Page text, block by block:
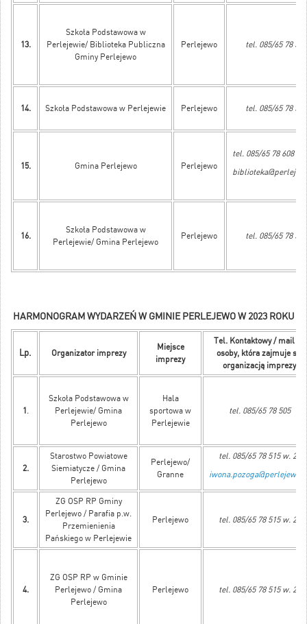
13.
Szkoła Podstawowa w
Perlejewie/ Biblioteka Publiczna
Gminy Perlejewo
Perlejewo tel. 085/65 78 515
14. Szkoła Podstawowa w Perlejewie Perlejewo tel. 085/65 78 505
15. Gmina Perlejewo Perlejewo
tel. 085/65 78 608
16.
Szkoła Podstawowa w
Perlejewie/ Gmina Perlejewo
Perlejewo tel. 085/65 78 505
HARMONOGRAM WYDARZEŃ W GMINIE PERLEJEWO W 2023 ROKU
Lp. Organizator imprezy
Miejsce
imprezy
Tel. Kontaktowy / mail do
osoby, która zajmuje się
organizacją imprezy
1 .
Szkoła Podstawowa w
Perlejewie/ Gmina
Perlejewo
Hala
sportowa w
Perlejewie
tel. 085/65 78 505
2.
Starostwo Powiatowe
Siemiatycze / Gmina
Perlejewo
Perlejewo/
Granne
tel. 085/65 78 515 w. 22
3.
ZG OSP RP Gminy
Perlejewo / Parafia p.w.
Przemienienia
Pańskiego w Perlejewie
Perlejewo tel. 085/65 78 515 w. 29
4.
ZG OSP RP w Gminie
Perlejewo / Gmina
Perlejewo
Perlejewo tel. 085/65 78 515 w. 29